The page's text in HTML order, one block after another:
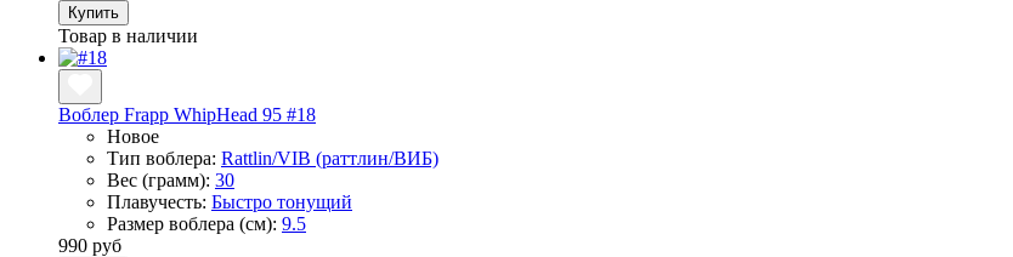
Купить
Товар в наличии
Воблер Frapp WhipHead 95 #18
Новое
Тип воблера: Rattlin/VIB (раттлин/ВИБ)
Вес (грамм): 30
Плавучесть: Быстро тонущий
Размер воблера (см): 9.5
990 руб